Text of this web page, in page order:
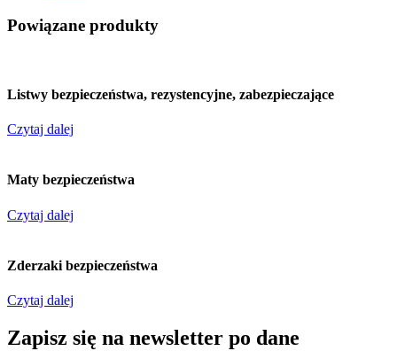
Powiązane produkty
Listwy bezpieczeństwa, rezystencyjne, zabezpieczające
Czytaj dalej
Maty bezpieczeństwa
Czytaj dalej
Zderzaki bezpieczeństwa
Czytaj dalej
Zapisz się na newsletter po dane